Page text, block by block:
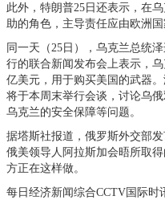
此外，特朗普25日还表示，在
助的角色，主导责任应由欧洲国
同一天（25日），乌克兰总统
行的联合新闻发布会上表示，
亿美元，用于购买美国的武器
将于本周末举行会谈，讨论乌
乌克兰的安全保障等问题。
据塔斯社报道，俄罗斯外交部
俄美领导人阿拉斯加会晤所取
方正在这样做。
每日经济新闻综合CCTV国际时